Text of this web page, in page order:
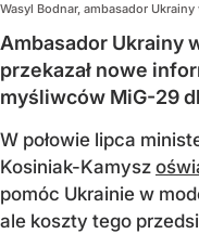
Wasyl Bodnar, ambasador Ukrainy
Ambasador Ukrainy
przekazał nowe
myśliwców MiG-29
W połowie lipca
Kosiniak-Kamysz
pomóc Ukrainie w
ale koszty tego